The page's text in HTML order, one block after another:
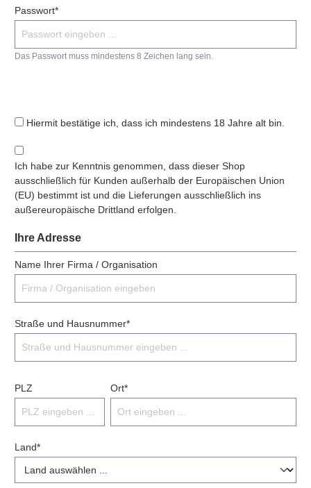
Passwort*
Das Passwort muss mindestens 8 Zeichen lang sein.
Hiermit bestätige ich, dass ich mindestens 18 Jahre alt bin.
Ich habe zur Kenntnis genommen, dass dieser Shop
ausschließlich für Kunden außerhalb der Europäischen Union
(EU) bestimmt ist und die Lieferungen ausschließlich ins
außereuropäische Drittland erfolgen.
Ihre Adresse
Name Ihrer Firma / Organisation
Straße und Hausnummer*
PLZ Ort*
Land*